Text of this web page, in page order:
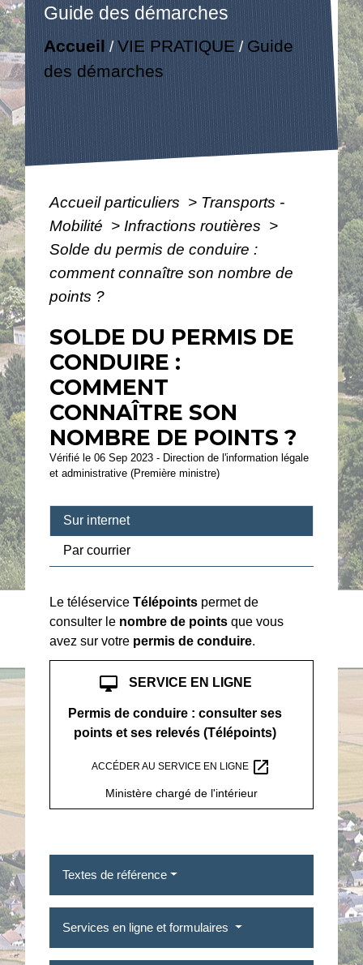
Guide des démarches
Accueil /VIE PRATIQUE / Guide
des démarches
Accueil particuliers > Transports -
Mobilité > Infractions routières >
Solde du permis de conduire :
comment connaître son nombre de
points ?
SOLDE DU PERMIS DE
CONDUIRE :
COMMENT
CONNAÎTRE SON
NOMBRE DE POINTS ?
Vérifié le 06 Sep 2023 - Direction de l'information légale
et administrative (Première ministre)
Sur internet
Par courrier
Le téléserviceTélépoints permet de
consulter le nombre de points que vous
avez sur votre permis de conduire.
desktop_mac SERVICE EN LIGNE
Permis de conduire : consulter ses
points et ses relevés (Télépoints)
ACCÉDER AU SERVICE EN LIGNE open_in_new
Ministère chargé de l'intérieur
Textes de référence
Services en ligne et formulaires